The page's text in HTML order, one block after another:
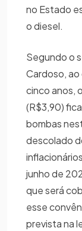
no Estado
o diesel.
Segundo o
Cardoso, ao
cinco anos,
(R$3,90)
bombas
descolado
junho de
que será
esse
prevista na